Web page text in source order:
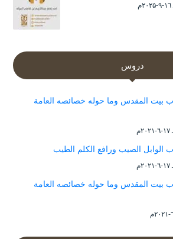
دروس
بيت المقدس وما حوله خصائصه العامة
الصيب ورافع الكلم الطيب
بيت المقدس وما حوله خصائصه العامة